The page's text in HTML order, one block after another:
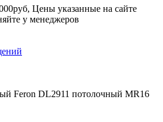
Цены указанные на сайте
у менеджеров
Feron DL2911 потолочный MR16